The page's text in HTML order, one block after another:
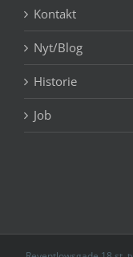
Kontakt
Nyt/Blog
Historie
Job